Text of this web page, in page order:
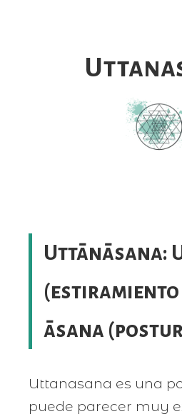
Uttānāsana:
(estiramiento
āsana
Uttanasana es una
puede parecer muy